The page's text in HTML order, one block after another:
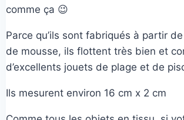
comme ça 😉
Parce qu’ils sont fabriqués à partir
de mousse, ils flottent très bien et
d’excellents jouets de plage et de
Ils mesurent environ 16 cm x 2 cm